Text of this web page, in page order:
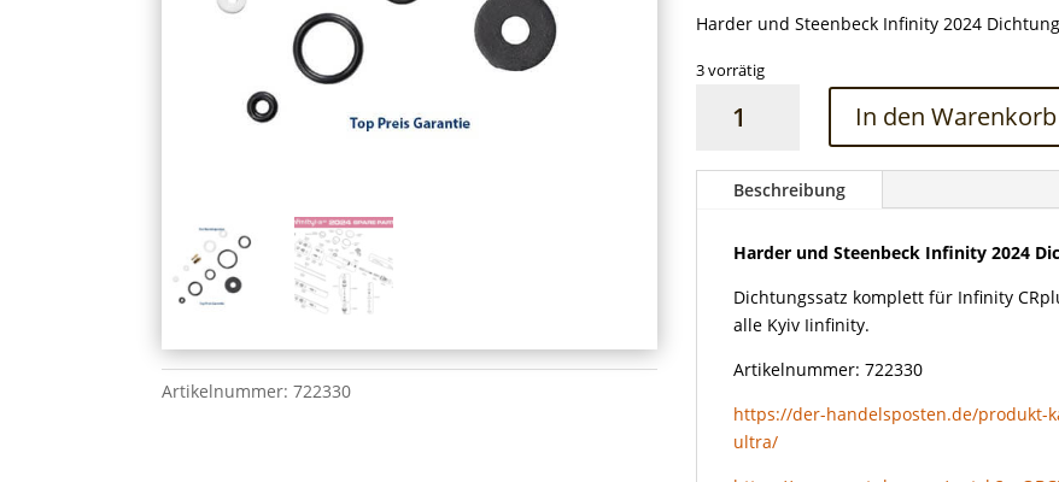
Artikelnummer:722330
Harder und Steenbeck Infinity 2024
3 vorrätig
Infinity
komplett
Menge
In den Warenkorb
Beschreibung
Harder und Steenbeck Infinity 2024
Dichtungssatz komplett für Infinity
alle Kyiv Iinfinity.
Artikelnummer: 722330
https://der-handelsposten.de/
ultra/